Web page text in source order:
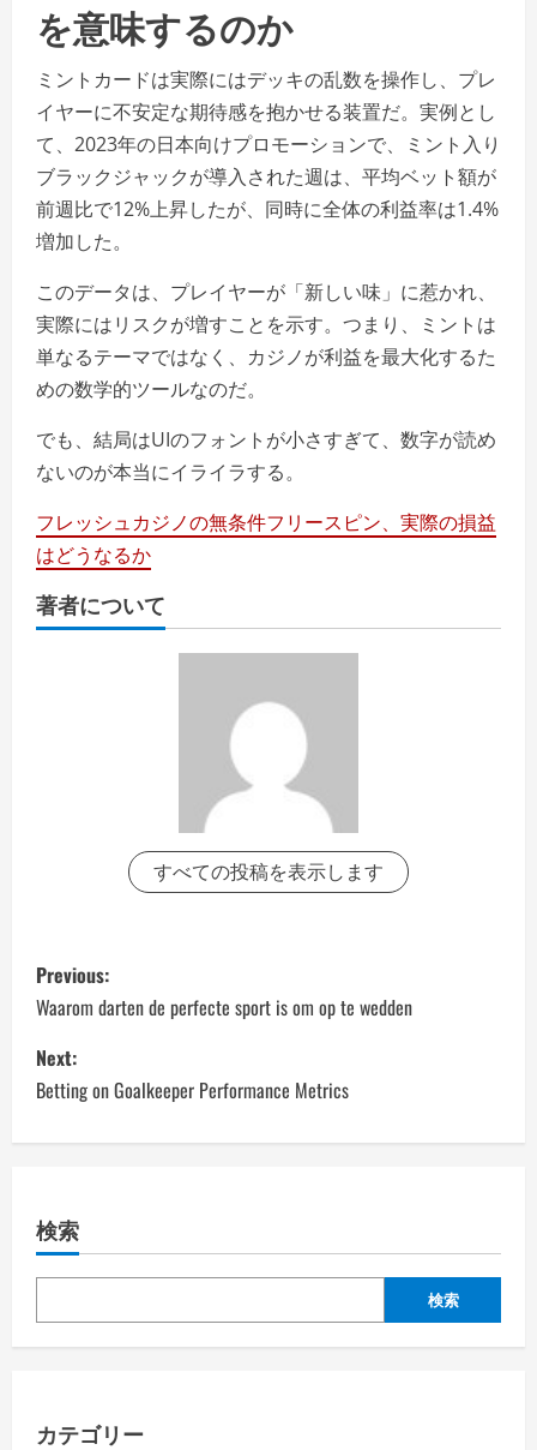
を意味するのか
ミントカードは実際にはデッキの乱数を操作し、プレ
イヤーに不安定な期待感を抱かせる装置だ。実例とし
て、2023年の日本向けプロモーションで、ミント入り
ブラックジャックが導入された週は、平均ベット額が
前週比で12%上昇したが、同時に全体の利益率は1.4%
増加した。
このデータは、プレイヤーが「新しい味」に惹かれ、
実際にはリスクが増すことを示す。つまり、ミントは
単なるテーマではなく、カジノが利益を最大化するた
めの数学的ツールなのだ。
でも、結局はUIのフォントが小さすぎて、数字が読め
ないのが本当にイライラする。
フレッシュカジノの無条件フリースピン、実際の損益
はどうなるか
著者について
すべての投稿を表示します
P
o
s
t
a
v
i
a
Previous:
Waarom darten de perfecte sport is om op te wedden
Next:
Betting on Goalkeeper Performance Metrics
検索
検索
カテゴリー